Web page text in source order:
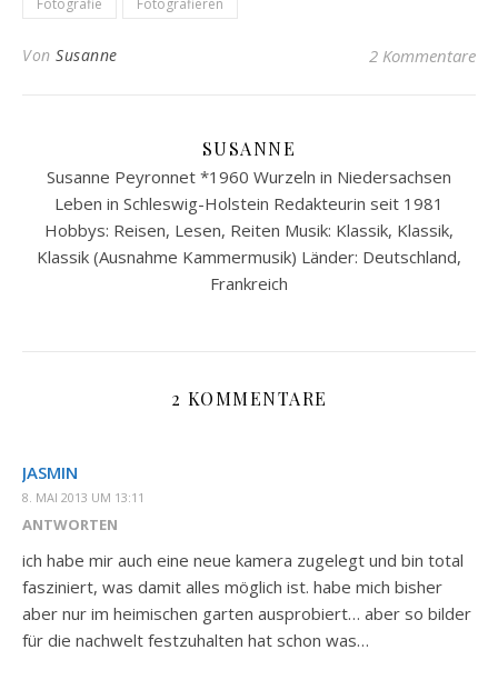
Fotografie Fotografieren
Von Susanne 2 Kommentare
SUSANNE
Susanne Peyronnet *1960 Wurzeln in Niedersachsen
Leben in Schleswig-Holstein Redakteurin seit 1981
Hobbys: Reisen, Lesen, Reiten Musik: Klassik, Klassik,
Klassik (Ausnahme Kammermusik) Länder: Deutschland,
Frankreich
2 KOMMENTARE
JASMIN
8. MAI 2013 UM 13:11
ANTWORTEN
ich habe mir auch eine neue kamera zugelegt und bin total
fasziniert, was damit alles möglich ist. habe mich bisher
aber nur im heimischen garten ausprobiert… aber so bilder
für die nachwelt festzuhalten hat schon was…